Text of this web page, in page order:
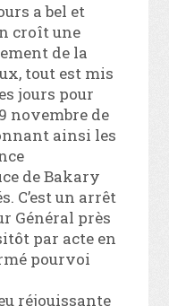
a bel et
croît une
de la
tout est mis
jours pour
novembre de
ainsi les
de Bakary
C’est un arrêt
Général près
par acte en
pourvoi
réjouissante